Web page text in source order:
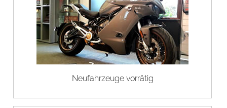
Neufahrzeuge vorrätig